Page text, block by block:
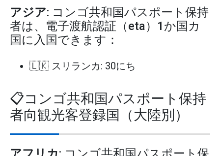
アジア: コンゴ共和国パスポート保持
者は、電子渡航認証（eta）1か国カ
国に入国できます：
🇱🇰 スリランカ: 30にち
📋コンゴ共和国パスポート保持
者向観光客登録国（大陸別）